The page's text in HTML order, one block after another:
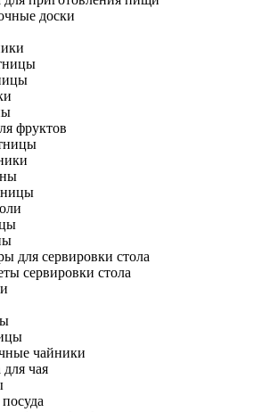
доски
фруктов
для сервировки стола
сервировки стола
чайники
чая